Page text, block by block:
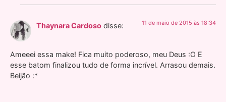
Thaynara Cardoso disse: 11 de maio de 2015 às 18:34
Ameeei essa make! Fica muito poderoso, meu Deus :O E
esse batom finalizou tudo de forma incrível. Arrasou demais.
Beijão :*